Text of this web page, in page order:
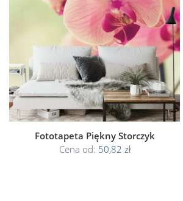
Fototapeta Piękny Storczyk
Cena od: 50,82 zł